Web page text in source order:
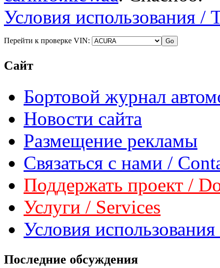
Условия использования /
Перейти к проверке VIN:
Сайт
Бортовой журнал
Новости сайта
Размещение рекламы
Связаться с нами /
Поддержать проект /
Услуги / Services
Условия
Последние обсуждения